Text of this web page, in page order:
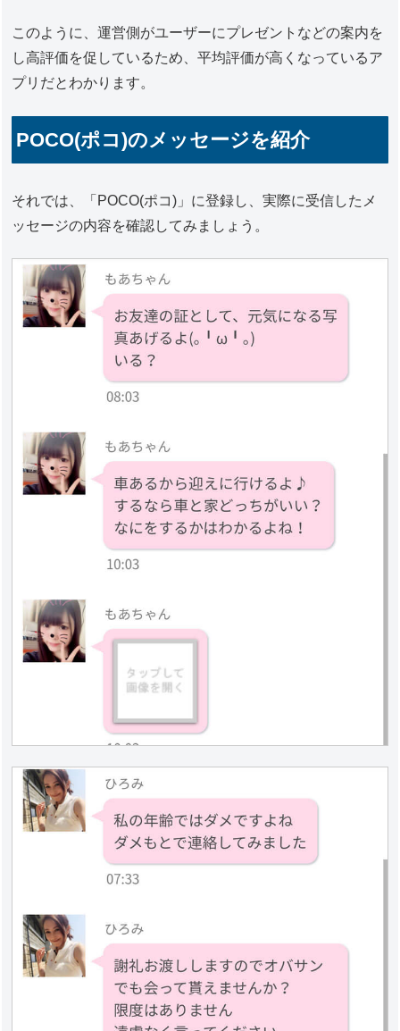
このように、運営側がユーザーにプレゼントなどの案内を
し高評価を促しているため、平均評価が高くなっているア
プリだとわかります。
POCO(ポコ)のメッセージを紹介
それでは、「POCO(ポコ)」に登録し、実際に受信したメ
ッセージの内容を確認してみましょう。